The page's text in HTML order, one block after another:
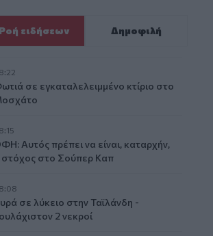
Ροή ειδήσεων Δημοφιλή
σε εγκαταλελειμμένο κτίριο στο
Αυτός πρέπει να είναι, καταρχήν,
στόχος στο Σούπερ Καπ
σε λύκειο στην Ταϊλάνδη -
2 νεκροί